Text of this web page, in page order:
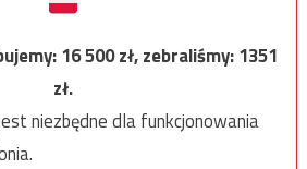
16 500zł, zebraliśmy:1351
zł.
niezbędne dla funkcjonowania